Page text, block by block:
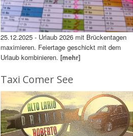
25.12.2025 - Urlaub 2026 mit Brückentagen
maximieren. Feiertage geschickt mit dem
Urlaub kombinieren. [mehr]
Taxi Comer See